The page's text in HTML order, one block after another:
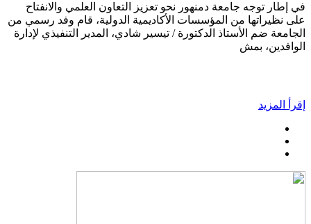
في إطار توجه جامعة دمنهور نحو تعزيز التعاون العلمي والانفتاح
على نظيراتها من المؤسسات الأكاديمية الدولية، قام وفد رسمي من
الجامعة ضم الأستاذ الدكتورة / تيسير شادي، المدير التنفيذي لإدارة
الوافدين، بمش
إقرأ المزيد